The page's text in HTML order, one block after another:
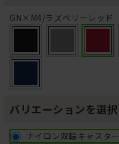
GN×M4/ラズベリーレッド
バリエーションを選択
ナイロン双輪キャスター